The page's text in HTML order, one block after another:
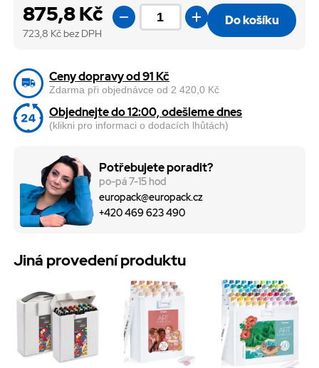
875,8 Kč
723,8 Kč bez DPH
Do košíku
Ceny dopravy od 91 Kč
Zdarma při objednávce od 2 420,0 Kč
Objednejte do 12:00, odešleme dnes
(klikni pro informaci o dodacích lhůtách)
Potřebujete poradit?
po-pá 7-15 hod
europack@europack.cz
+420 469 623 490
Jiná provedení produktu